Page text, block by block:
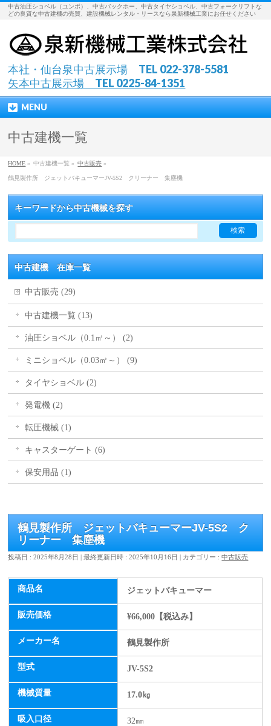
中古油圧ショベル（ユンボ）、中古バックホー、中古タイヤショベル、中古フォークリフトな
どの良質な中古建機の売買、建設機械レンタル・リースなら泉新機械工業にお任せください
本社・仙台泉中古展示場 TEL 022-378-5581
矢本中古展示場 TEL 0225-84-1351
MENU
中古建機一覧
HOME » 中古建機一覧 » 中古販売 »
鶴見製作所 ジェットバキューマーJV-5S2 クリーナー 集塵機
キーワードから中古機械を探す
中古建機 在庫一覧
中古販売 (29)
中古建機一覧 (13)
油圧ショベル（0.1㎥～） (2)
ミニショベル（0.03㎥～） (9)
タイヤショベル (2)
発電機 (2)
転圧機械 (1)
キャスターゲート (6)
保安用品 (1)
鶴見製作所 ジェットバキューマーJV-5S2 ク
リーナー 集塵機
投稿日 : 2025年8月28日 最終更新日時 : 2025年10月16日 カテゴリー :中古販売
商品名 ジェットバキューマー
販売価格 ¥66,000【税込み】
メーカー名 鶴見製作所
型式 JV-5S2
機械質量 17.0㎏
吸入口径 32㎜